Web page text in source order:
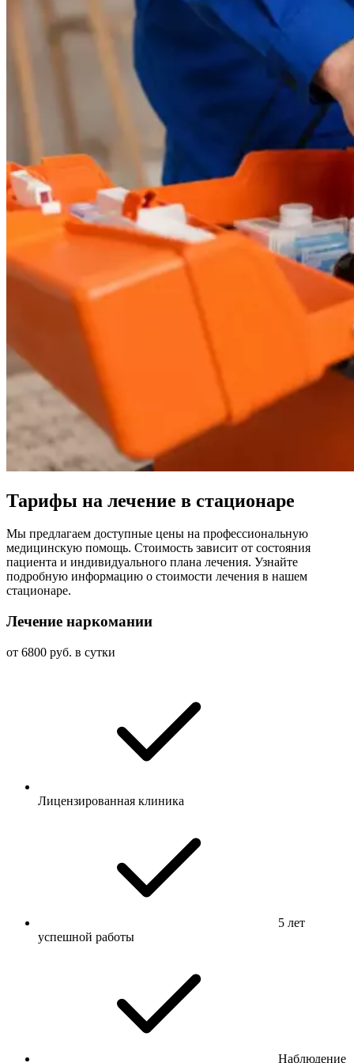
Тарифы на лечение в стационаре
Мы предлагаем доступные цены на профессиональную
медицинскую помощь. Стоимость зависит от состояния
пациента и индивидуального плана лечения. Узнайте
подробную информацию о стоимости лечения в нашем
стационаре.
Лечение наркомании
от 6800 руб. в сутки
Лицензированная клиника
5 лет
успешной работы
Наблюдение